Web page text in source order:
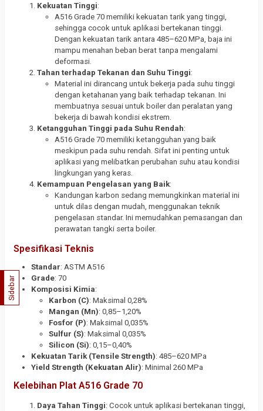
Kekuatan Tinggi:
A516 Grade 70 memiliki kekuatan tarik yang tinggi,
sehingga cocok untuk aplikasi bertekanan tinggi.
Dengan kekuatan tarik antara 485–620 MPa, baja ini
mampu menahan beban berat tanpa mengalami
deformasi.
Tahan terhadap Tekanan dan Suhu Tinggi:
Material ini dirancang untuk bekerja pada suhu tinggi
dengan ketahanan yang baik terhadap tekanan. Ini
membuatnya sesuai untuk boiler dan peralatan yang
bekerja di bawah kondisi ekstrem.
Ketangguhan Tinggi pada Suhu Rendah:
A516 Grade 70 memiliki ketangguhan yang baik
meskipun pada suhu rendah. Sifat ini penting untuk
aplikasi yang melibatkan perubahan suhu atau kondisi
lingkungan yang keras.
Kemampuan Pengelasan yang Baik:
Kandungan karbon sedang memungkinkan material ini
untuk dilas dengan mudah, menggunakan teknik
pengelasan standar. Ini memudahkan pemasangan dan
perawatan tangki serta boiler.
Spesifikasi Teknis
Standar: ASTM A516
Grade: 70
Komposisi Kimia:
Karbon (C): Maksimal 0,28%
Mangan (Mn): 0,85–1,20%
Fosfor (P): Maksimal 0,035%
Sulfur (S): Maksimal 0,035%
Silicon (Si): 0,15–0,40%
Kekuatan Tarik (Tensile Strength): 485–620 MPa
Yield Strength (Kekuatan Alir): Minimal 260 MPa
Kelebihan Plat A516 Grade 70
Daya Tahan Tinggi: Cocok untuk aplikasi bertekanan tinggi,
Sidebar